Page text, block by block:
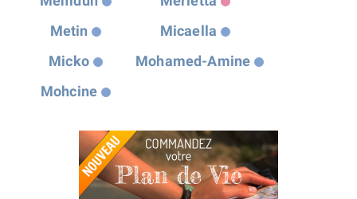
Metin
Micaella
Micko
Mohamed-Amine
Mohcine